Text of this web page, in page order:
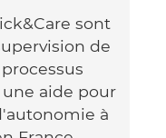
sont
de
aide pour
à